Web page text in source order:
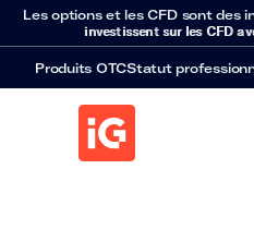
Les options et les CFD sont des
investissent sur les CFD
Produits OTCStatut